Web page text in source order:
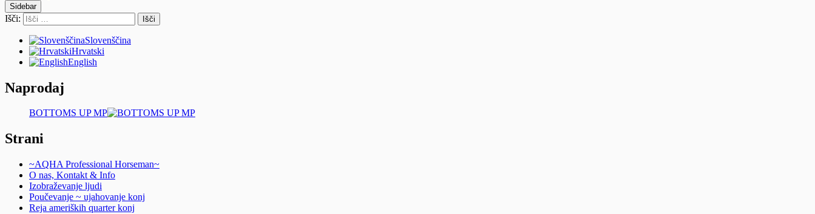
Sidebar
Išči:
Slovenščina
Hrvatski
English
Naprodaj
BOTTOMS UP MP
Strani
~AQHA Professional Horseman~
O nas, Kontakt & Info
Izobraževanje ljudi
Poučevanje ~ ujahovanje konj
Reja ameriških quarter konj